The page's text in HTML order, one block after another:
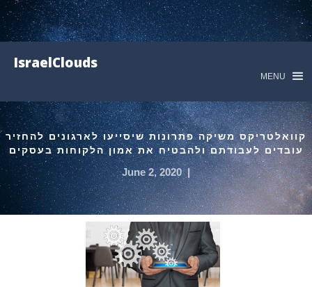
IsraelClouds
MENU
קוואלטריקס משיקה פתרונות שיסייעו לארגונים להחזיר
עובדים לעבודתם ולהבטיח את אמון הלקוחות בעסקים
|
June 2, 2020